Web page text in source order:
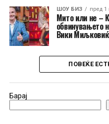
ШОУ БИЗ пред 1
Мито или не –
обвинувањето
Вики Миљковиќ
ПОВЕЌЕ
Барај